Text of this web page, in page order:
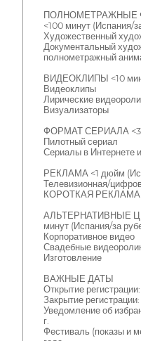
ПОЛНОМЕТРАЖНЫЕ
<100 минут (Испания/
Художественный
Документальный
полнометражный
ВИДЕОКЛИПЫ <10
Видеоклипы
Лирические
Визуализаторы
ФОРМАТ СЕРИАЛА <30
Пилотный сериал
Сериалы в Интернете
РЕКЛАМА <1 дюйм
Телевизионная/
КОРОТКАЯ
АЛЬТЕРНАТИВНЫЕ
минут (Испания/за
Корпоративное видео
Свадебные
Изготовление
ВАЖНЫЕ ДАТЫ
Открытие
Закрытие
Уведомление об
г.
Фестиваль (показы и